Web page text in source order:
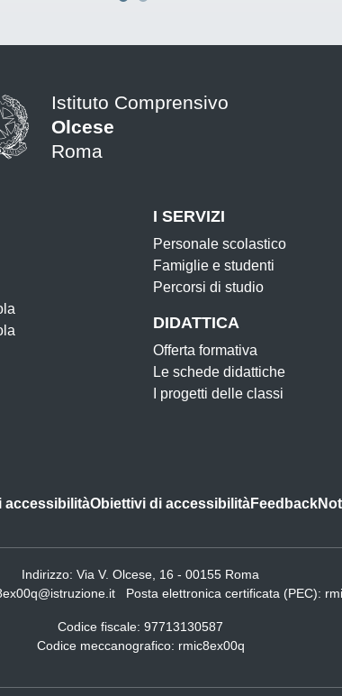
Istituto Comprensivo
Olcese
Roma
I SERVIZI
Personale scolastico
Famiglie e studenti
Percorsi di studio
DIDATTICA
Offerta formativa
Le schede didattiche
I progetti delle classi
accessibilitàObiettivi di accessibilitàFeedback
Indirizzo: Via V. Olcese, 16 - 00155 Roma
Posta elettronica certificata (PEC):
Codice fiscale: 97713130587
Codice meccanografico: rmic8ex00q